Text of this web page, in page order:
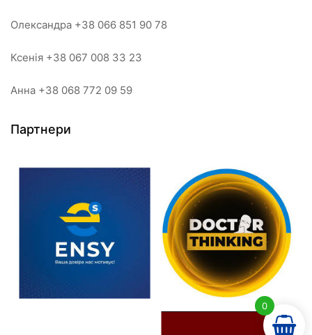
Олександра +38 066 851 90 78
Ксенія +38 067 008 33 23
Анна +38 068 772 09 59
Партнери
0